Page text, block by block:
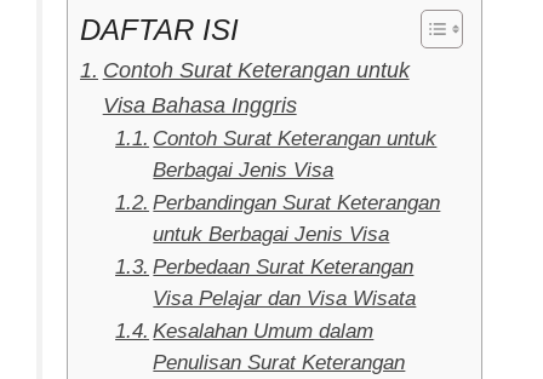
DAFTAR ISI
Contoh Surat Keterangan untuk
Visa Bahasa Inggris
Contoh Surat Keterangan untuk
Berbagai Jenis Visa
Perbandingan Surat Keterangan
untuk Berbagai Jenis Visa
Perbedaan Surat Keterangan
Visa Pelajar dan Visa Wisata
Kesalahan Umum dalam
Penulisan Surat Keterangan